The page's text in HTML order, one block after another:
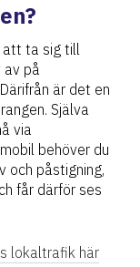
att ta sig till
av på
är det en
Själva
via
behöver du
och påstigning,
får därför ses
lokaltrafik här